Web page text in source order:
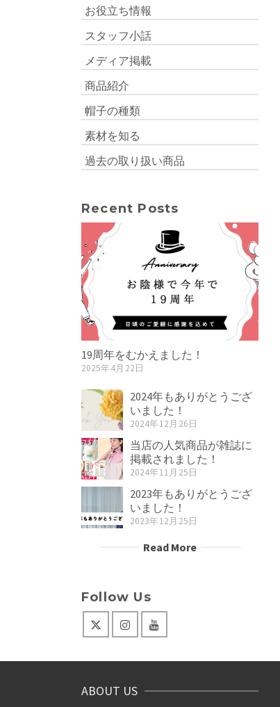
お役立ち情報
スタッフ小話
メディア掲載
商品紹介
帽子の種類
素材を知る
過去の取り扱い商品
Recent Posts
19周年をむかえました！
2025年4月22日
2024年もありがとうござ
いました！
2024年12月26日
当店の人気商品が雑誌に
掲載されました！
2024年11月25日
2023年もありがとうござ
いました！
2023年12月25日
Read More
Follow Us
ABOUT US